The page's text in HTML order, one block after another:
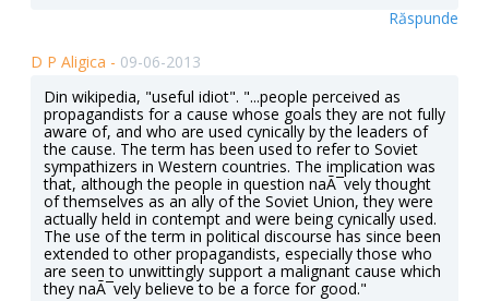
Răspunde
D P Aligica - 09-06-2013
Din wikipedia, "useful idiot". "...people perceived as
propagandists for a cause whose goals they are not fully
aware of, and who are used cynically by the leaders of
the cause. The term has been used to refer to Soviet
sympathizers in Western countries. The implication was
that, although the people in question naÃ¯vely thought
of themselves as an ally of the Soviet Union, they were
actually held in contempt and were being cynically used.
The use of the term in political discourse has since been
extended to other propagandists, especially those who
are seen to unwittingly support a malignant cause which
they naÃ¯vely believe to be a force for good."